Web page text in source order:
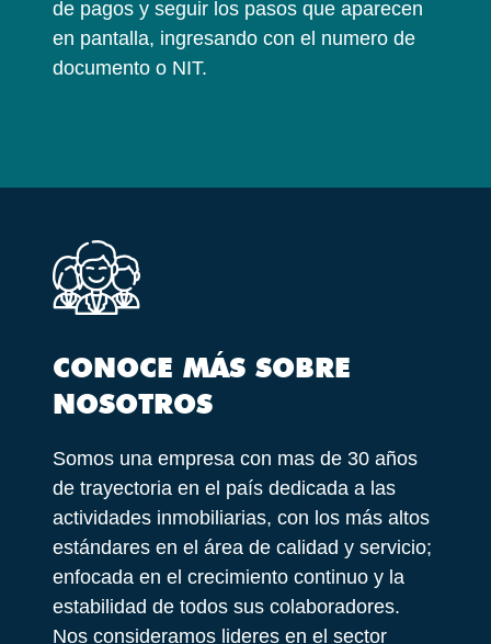
de pagos y seguir los pasos que aparecen
en pantalla, ingresando con el numero de
documento o NIT.
CONOCE MÁS SOBRE
NOSOTROS
Somos una empresa con mas de 30 años
de trayectoria en el país dedicada a las
actividades inmobiliarias, con los más altos
estándares en el área de calidad y servicio;
enfocada en el crecimiento continuo y la
estabilidad de todos sus colaboradores.
Nos consideramos lideres en el sector